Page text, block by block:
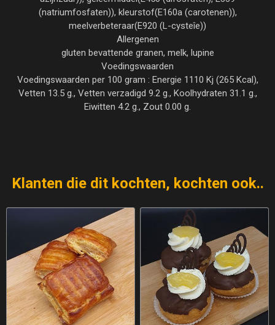
(natriumfosfaten)), kleurstof(E160a (carotenen)),
meelverbeteraar(E920 (L-cysteîe))
Allergenen
gluten bevattende granen, melk, lupine
Voedingswaarden
Voedingswaarden per 100 gram : Energie 1110 Kj (265 Kcal),
Vetten 13.5 g., Vetten verzadigd 9.2 g., Koolhydraten 31.1 g.,
Eiwitten 4.2 g., Zout 0.00 g.
Klanten die dit kochten, kochten ook..